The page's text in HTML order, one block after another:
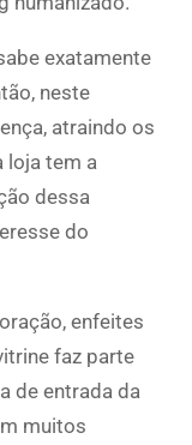
exatamente
neste
atraindo os
loja tem a
dessa
do
enfeites
faz parte
de entrada da
muitos